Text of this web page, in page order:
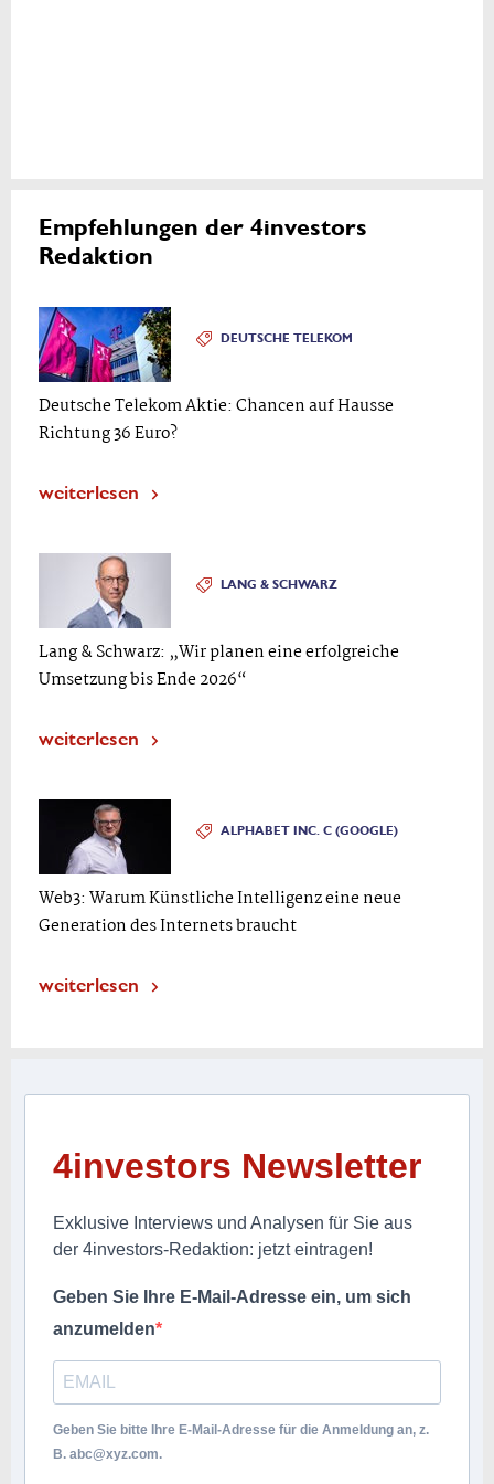
Empfehlungen der 4investors
Redaktion
DEUTSCHE TELEKOM
Deutsche Telekom Aktie: Chancen auf Hausse
Richtung 36 Euro?
weiterlesen
LANG & SCHWARZ
Lang & Schwarz: „Wir planen eine erfolgreiche
Umsetzung bis Ende 2026“
weiterlesen
ALPHABET INC. C (GOOGLE)
Web3: Warum Künstliche Intelligenz eine neue
Generation des Internets braucht
weiterlesen
4investors Newsletter
Exklusive Interviews und Analysen für Sie aus
der 4investors-Redaktion: jetzt eintragen!
Geben Sie Ihre E-Mail-Adresse ein, um sich
anzumelden
Geben Sie bitte Ihre E-Mail-Adresse für die Anmeldung an, z.
B. abc@xyz.com.